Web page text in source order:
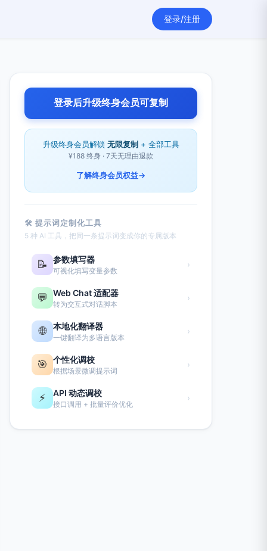
登录/注册
登录后升级终身会员可复制
升级终身会员解锁 无限复制 + 全部工具
¥188 终身 · 7天无理由退款
了解终身会员权益→
🛠 提示词定制化工具
5 种 AI 工具，把同一条提示词变成你的专属版本
📝 参数填写器
可视化填写变量参数
›
💬 Web Chat 适配器
转为交互式对话脚本
›
🌐 本地化翻译器
一键翻译为多语言版本
›
🎯 个性化调校
根据场景微调提示词
›
⚡ API 动态调校
接口调用 + 批量评价优化
›